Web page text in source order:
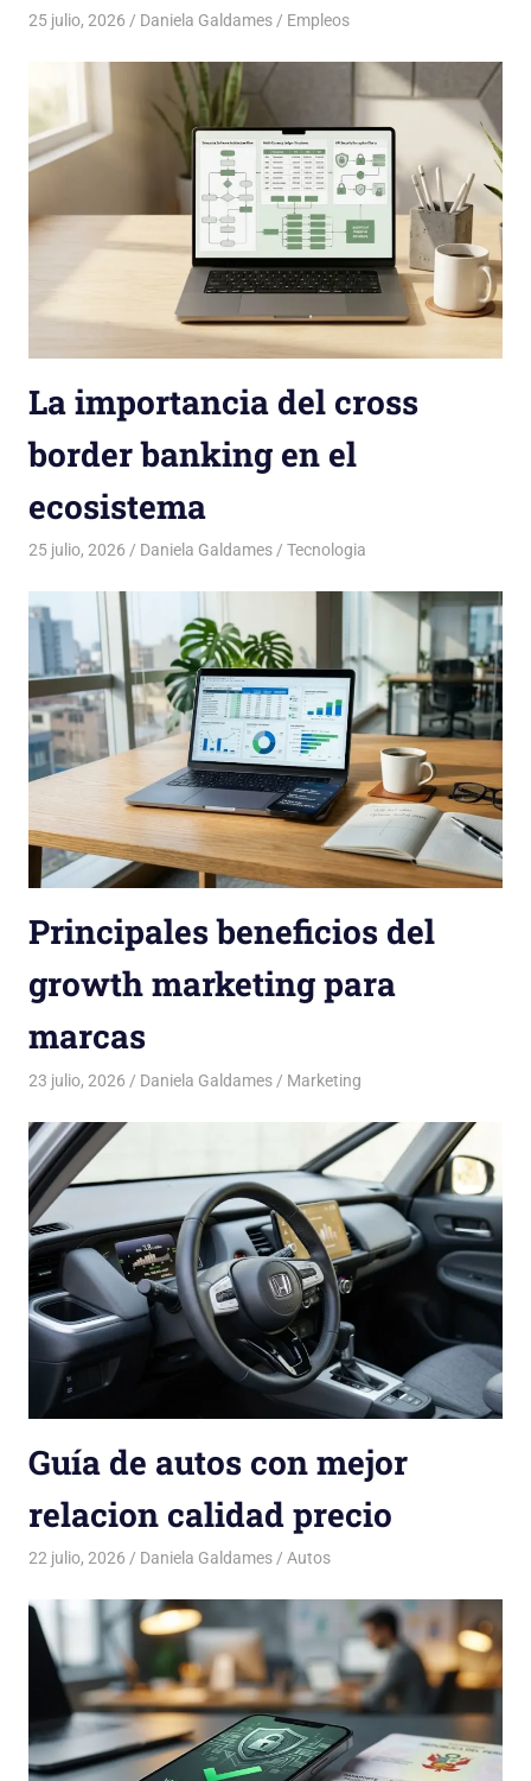
25 julio, 2026 Daniela Galdames Empleos
La importancia del cross
border banking en el
ecosistema
25 julio, 2026 Daniela Galdames Tecnologia
Principales beneficios del
growth marketing para
marcas
23 julio, 2026 Daniela Galdames Marketing
Guía de autos con mejor
relacion calidad precio
22 julio, 2026 Daniela Galdames Autos